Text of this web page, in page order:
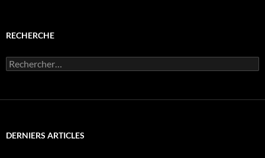
RECHERCHE
Rechercher :
DERNIERS ARTICLES